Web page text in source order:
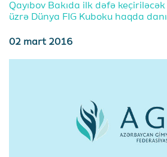
Qayıbov Bakıda ilk dəfə
üzrə Dünya FIG Kuboku haqda
02 mart 2016